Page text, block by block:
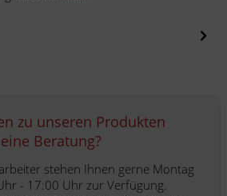
zu unseren Produkten
Beratung?
stehen Ihnen gerne Montag
- 17:00 Uhr zur Verfügung.